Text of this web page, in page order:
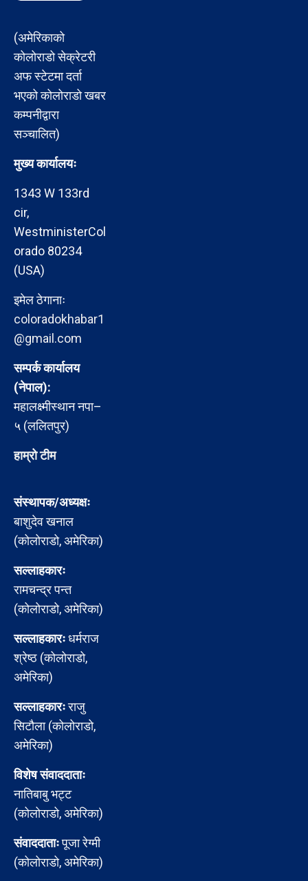
(अमेरिकाको
कोलोराडो सेक्रेटरी
अफ स्टेटमा दर्ता
भएको कोलोराडो खबर
कम्पनीद्वारा
सञ्चालित)
मुख्य कार्यालयः
1343 W 133rd
cir,
WestministerCol
orado 80234
(USA)
इमेल ठेगानाः
coloradokhabar1
@gmail.com
सम्पर्क कार्यालय
(नेपाल):
महालक्ष्मीस्थान नपा–
५ (ललितपुर)
हाम्रो टीम
संस्थापक/अध्यक्षः
बाशुदेव खनाल
(कोलोराडो, अमेरिका)
सल्लाहकारः
रामचन्द्र पन्त
(कोलोराडो, अमेरिका)
सल्लाहकारःधर्मराज
श्रेष्ठ (कोलोराडो,
अमेरिका)
सल्लाहकारःराजु
सिटौला (कोलोराडो,
अमेरिका)
विशेष संवाददाताः
नातिबाबु भट्ट
(कोलोराडो, अमेरिका)
संवाददाताःपूजा रेग्मी
(कोलोराडो, अमेरिका)